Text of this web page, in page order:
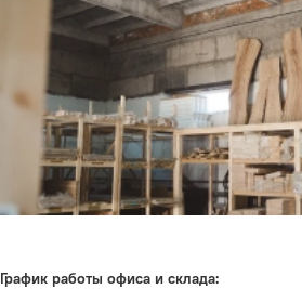
График работы офиса и склада: